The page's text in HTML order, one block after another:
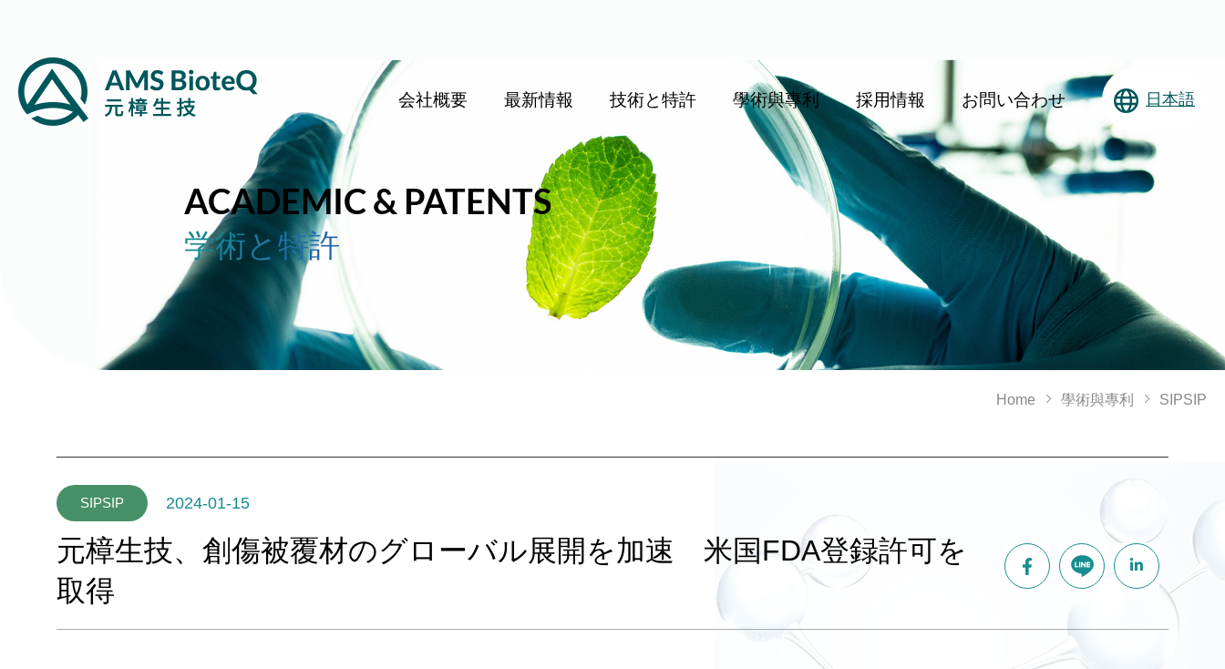
会社概要 最新情報 技術と特許 學術與專利 採用情報 お問い合わせ 日本語
ACADEMIC & PATENTS
学術と特許
Home 學術與專利 SIPSIP
SIPSIP 2024-01-15
元樟生技、創傷被覆材のグローバル展開を加速 米国FDA登録許可を
取得